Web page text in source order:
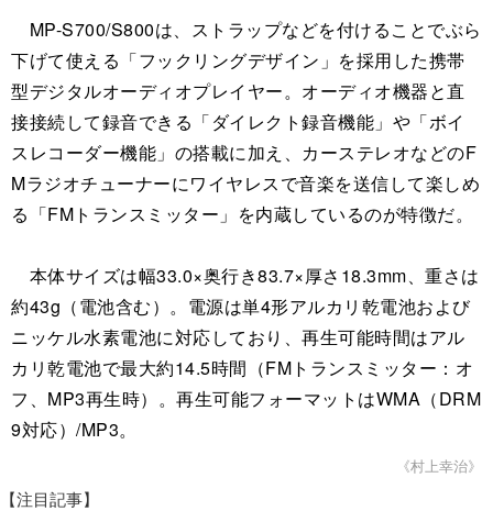
MP-S700/S800は、ストラップなどを付けることでぶら
下げて使える「フックリングデザイン」を採用した携帯
型デジタルオーディオプレイヤー。オーディオ機器と直
接接続して録音できる「ダイレクト録音機能」や「ボイ
スレコーダー機能」の搭載に加え、カーステレオなどのF
Mラジオチューナーにワイヤレスで音楽を送信して楽しめ
る「FMトランスミッター」を内蔵しているのが特徴だ。
本体サイズは幅33.0×奥行き83.7×厚さ18.3mm、重さは
約43g（電池含む）。電源は単4形アルカリ乾電池および
ニッケル水素電池に対応しており、再生可能時間はアル
カリ乾電池で最大約14.5時間（FMトランスミッター：オ
フ、MP3再生時）。再生可能フォーマットはWMA（DRM
9対応）/MP3。
《村上幸治》
【注目記事】